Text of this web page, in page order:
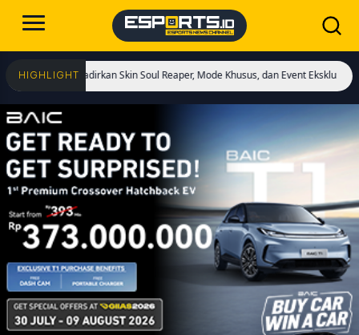
HIGHLIGHT
Hadirkan Skin Soul Reaper, Mode Khusus, dan Event Eksklusif! Cristiano